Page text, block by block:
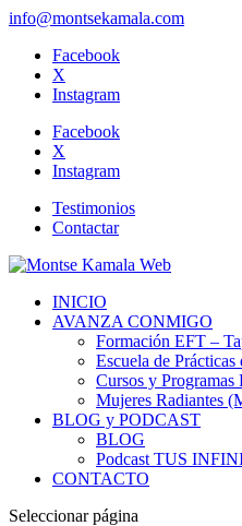
info@montsekamala.com
Facebook
X
Instagram
Facebook
X
Instagram
Testimonios
Contactar
INICIO
AVANZA CONMIGO
Formación EFT –
Escuela de
Cursos y Programas
Mujeres Radiantes
BLOG y PODCAST
BLOG
Podcast TUS
CONTACTO
Seleccionar página